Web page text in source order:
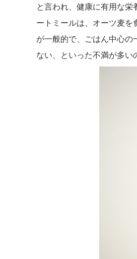
と言われ、健康に有用な
ートミールは、オーツ麦
が一般的で、ごはん中心
ない、といった不満が多い